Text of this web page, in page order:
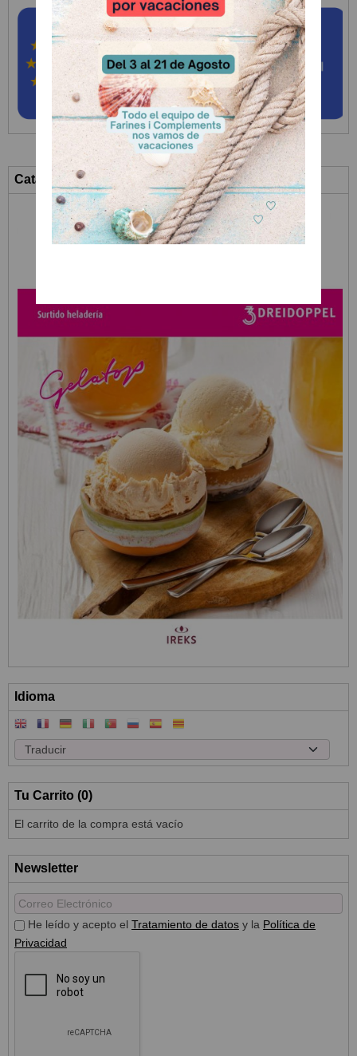
Catálogo Heladería
Idioma
Tu Carrito (0)
El carrito de la compra está vacío
Newsletter
He leído y acepto el Tratamiento de datos y la Política de
Privacidad